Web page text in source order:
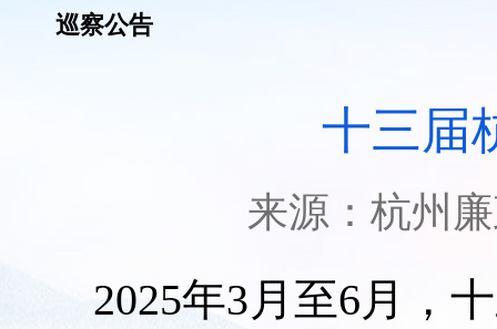
巡察公告
十三届
来源： 杭州
2025年3月至6月，